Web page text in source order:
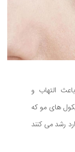
التهاب و
های مو که
رشد می کنند